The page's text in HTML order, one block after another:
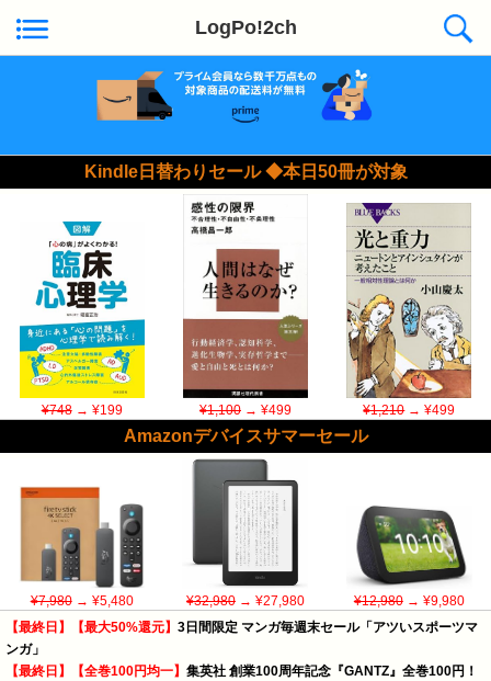
LogPo!2ch
Kindle日替わりセール ◆本日50冊が対象
¥748→ ¥199 ¥1,100→ ¥499 ¥1,210→ ¥499
Amazonデバイスサマーセール
¥7,980→ ¥5,480 ¥32,980→ ¥27,980 ¥12,980→ ¥9,980
【最終日】【最大50%還元】 3日間限定 マンガ毎週末セール「アツいスポーツマ
ンガ」
【最終日】【全巻100円均一】 集英社 創業100周年記念『GANTZ』全巻100円！